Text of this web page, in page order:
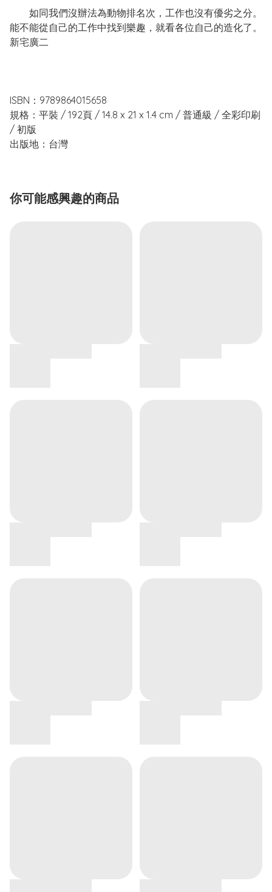
如同我們沒辦法為動物排名次，工作也沒有優劣之分。
能不能從自己的工作中找到樂趣，就看各位自己的造化了。
新宅廣二
ISBN：9789864015658
規格：平裝 / 192頁 / 14.8 x 21 x 1.4 cm / 普通級 / 全彩印刷
/ 初版
出版地：台灣
你可能感興趣的商品